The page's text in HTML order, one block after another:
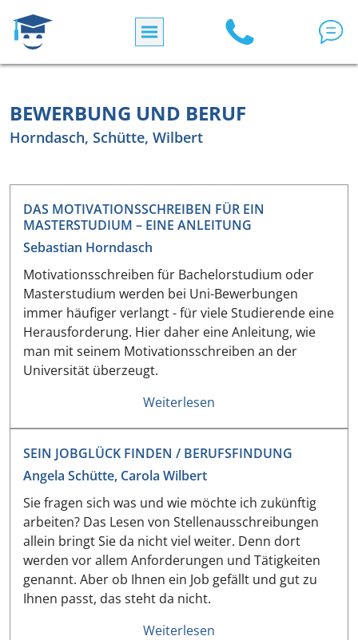
BEWERBUNG UND BERUF
Horndasch, Schütte, Wilbert
DAS MOTIVATIONSSCHREIBEN FÜR EIN
MASTERSTUDIUM – EINE ANLEITUNG
Sebastian Horndasch
Motivationsschreiben für Bachelorstudium oder
Masterstudium werden bei Uni-Bewerbungen
immer häufiger verlangt - für viele Studierende eine
Herausforderung. Hier daher eine Anleitung, wie
man mit seinem Motivationsschreiben an der
Universität überzeugt.
Weiterlesen
SEIN JOBGLÜCK FINDEN / BERUFSFINDUNG
Angela Schütte, Carola Wilbert
Sie fragen sich was und wie möchte ich zukünftig
arbeiten? Das Lesen von Stellenausschreibungen
allein bringt Sie da nicht viel weiter. Denn dort
werden vor allem Anforderungen und Tätigkeiten
genannt. Aber ob Ihnen ein Job gefällt und gut zu
Ihnen passt, das steht da nicht.
Weiterlesen